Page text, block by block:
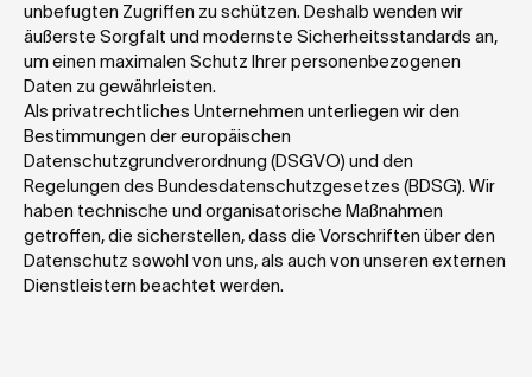
unbefugten Zugriffen zu schützen. Deshalb wenden wir
äußerste Sorgfalt und modernste Sicherheitsstandards an,
um einen maximalen Schutz Ihrer personenbezogenen
Daten zu gewährleisten.
Als privatrechtliches Unternehmen unterliegen wir den
Bestimmungen der europäischen
Datenschutzgrundverordnung (DSGVO) und den
Regelungen des Bundesdatenschutzgesetzes (BDSG). Wir
haben technische und organisatorische Maßnahmen
getroffen, die sicherstellen, dass die Vorschriften über den
Datenschutz sowohl von uns, als auch von unseren externen
Dienstleistern beachtet werden.